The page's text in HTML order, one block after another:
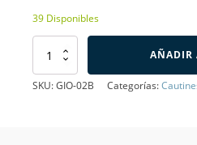
39 Disponibles
Cautín
30W
AÑADIR
SKU:GIO-02B Categorías: